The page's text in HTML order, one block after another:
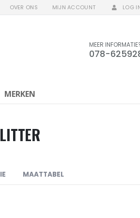
OVER ONS MIJN ACCOUNT LOG
MEER
078-
MERKEN
MAATTABEL